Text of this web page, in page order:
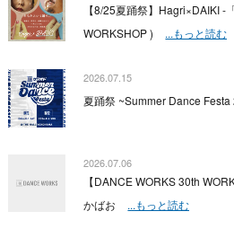
【8/25夏踊祭】Hagri×DAIKI -
WORKSHOP )
...もっと読む
2026.07.15
夏踊祭 ~Summer Dance Festa
2026.07.06
【DANCE WORKS 30th
かばお
...もっと読む